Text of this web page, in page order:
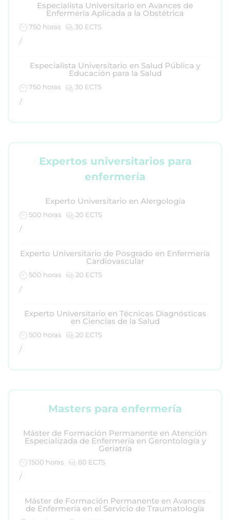
Especialista Universitario en Avances de
Enfermería Aplicada a la Obstétrica
750 horas
30 ECTS
/
Especialista Universitario en Salud Pública y
Educación para la Salud
750 horas
30 ECTS
/
Expertos universitarios para
enfermería
Experto Universitario en Alergología
500 horas
20 ECTS
/
Experto Universitario de Posgrado en Enfermería
Cardiovascular
500 horas
20 ECTS
/
Experto Universitario en Técnicas Diagnósticas
en Ciencias de la Salud
500 horas
20 ECTS
/
Masters para enfermería
Máster de Formación Permanente en Atención
Especializada de Enfermería en Gerontología y
Geriatría
1500 horas
60 ECTS
/
Máster de Formación Permanente en Avances
de Enfermería en el Servicio de Traumatología